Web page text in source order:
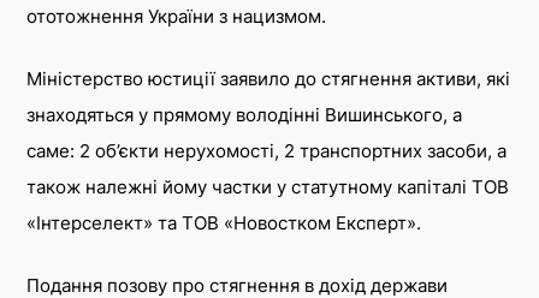
ототожнення України з нацизмом.
Міністерство юстиції заявило до стягнення активи, які
знаходяться у прямому володінні Вишинського, а
саме: 2 об’єкти нерухомості, 2 транспортних засоби, а
також належні йому частки у статутному капіталі ТОВ
«Інтерселект» та ТОВ «Новостком Експерт».
Подання позову про стягнення в дохід держави